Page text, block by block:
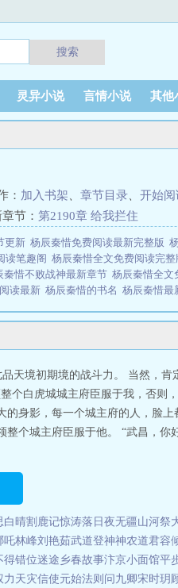
搜索
灵异小说 言情小说 其他
： 加入书架 章节目录
开始阅
节： 第2190章 给我拦住
更新 杨辰秦惜免费阅读最新完整版
读笔趣阁 杨辰秦惜全文免费阅读完整
秦惜不败战神最新章节 杨辰秦惜全文
读最新 杨辰秦惜的书名 杨辰秦惜最
全部章节杨辰秦惜不败战神免费阅读
天境初期境的战斗力。 当然，肯
个白虎城城主府臣服于我，否则
身影，每一个城主府的人，脸
个城主府臣服于他。 “武昌，你
白晴割鹿记惊涛落日 夜无疆山河祭
吒林峰刘艳茹武道登神神农道君容
得错位迷途 乡春故事汴京小面馆平
力 天灾信使元始法则 问九卿宋时玥